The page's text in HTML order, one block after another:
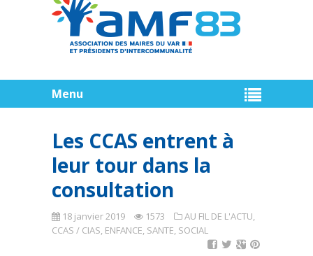
Menu
Les CCAS entrent à
leur tour dans la
consultation
18 janvier 2019 1573 AU FIL DE L'ACTU,
CCAS / CIAS, ENFANCE, SANTE, SOCIAL